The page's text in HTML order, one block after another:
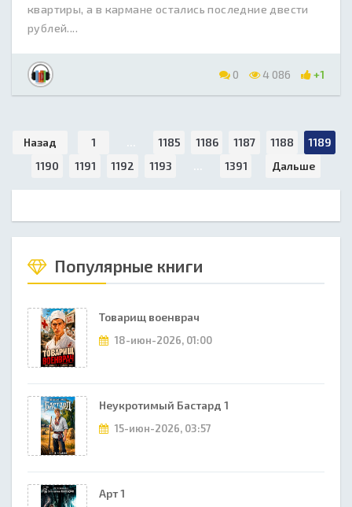
квартиры, а в кармане остались последние двести
рублей....
0 4 086 +1
Назад 1 1185 1186 1187 1188
1189
1190
1191 1192 1193 1391 Дальше
Популярные книги
Товарищ военврач
18-июн-2026, 01:00
Неукротимый Бастард 1
15-июн-2026, 03:57
Арт 1